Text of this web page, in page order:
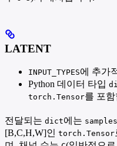
LATENT
INPUT_TYPES에 추가
Python 데이터 타입
torch.Tensor를 포
전달되는 dict에는 samples
[B,C,H,W]인 torch.Tensor